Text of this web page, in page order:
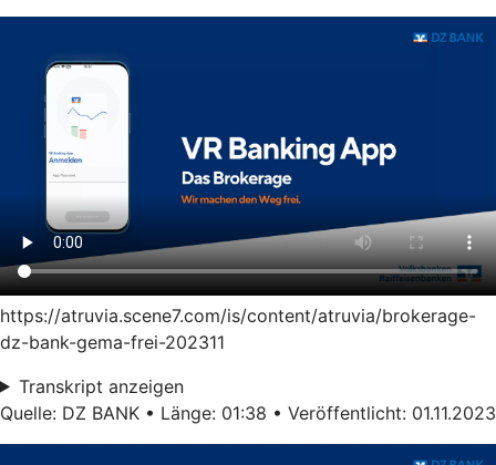
https://atruvia.scene7.com/is/content/atruvia/brokerage-
dz-bank-gema-frei-202311
Transkript anzeigen
Quelle: DZ BANK • Länge: 01:38 • Veröffentlicht: 01.11.2023